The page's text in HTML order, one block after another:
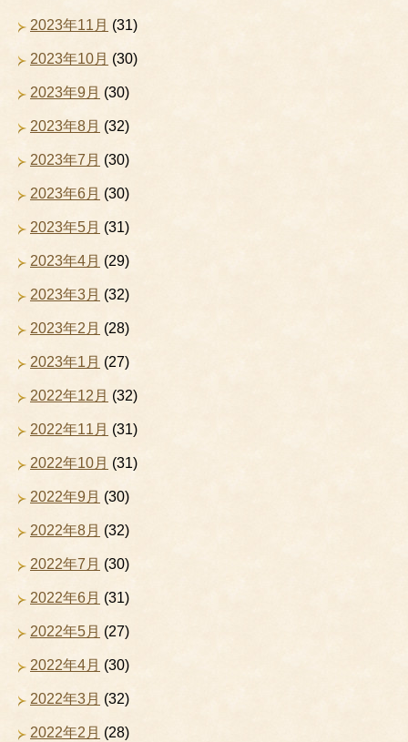
2023年11月 (31)
2023年10月 (30)
2023年9月 (30)
2023年8月 (32)
2023年7月 (30)
2023年6月 (30)
2023年5月 (31)
2023年4月 (29)
2023年3月 (32)
2023年2月 (28)
2023年1月 (27)
2022年12月 (32)
2022年11月 (31)
2022年10月 (31)
2022年9月 (30)
2022年8月 (32)
2022年7月 (30)
2022年6月 (31)
2022年5月 (27)
2022年4月 (30)
2022年3月 (32)
2022年2月 (28)